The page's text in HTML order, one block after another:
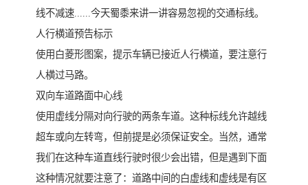
线不减速......今天蜀黍来讲一讲容易忽视的交通标线。
人行横道预告标示
使用白菱形图案，提示车辆已接近人行横道，要注意行
人横过马路。
双向车道路面中心线
使用虚线分隔对向行驶的两条车道。这种标线允许越线
超车或向左转弯，但前提是必须保证安全。当然，通常
我们在这种车道直线行驶时很少会出错，但是遇到下面
这种情况就要注意了：道路中间的白虚线和虚线是有区